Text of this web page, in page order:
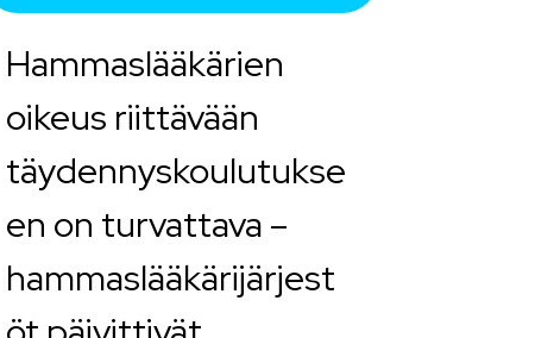
Hammaslääkärien
oikeus riittävään
täydennyskoulutukse
en on turvattava –
hammaslääkärijärjest